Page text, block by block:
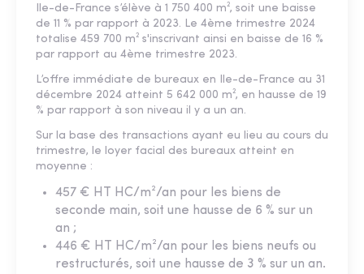
Ile-de-France s’élève à 1 750 400 m², soit une baisse
de 11 % par rapport à 2023. Le 4ème trimestre 2024
totalise 459 700 m² s'inscrivant ainsi en baisse de 16 %
par rapport au 4ème trimestre 2023.
L’offre immédiate de bureaux en Ile-de-France au 31
décembre 2024 atteint 5 642 000 m², en hausse de 19
% par rapport à son niveau il y a un an.
Sur la base des transactions ayant eu lieu au cours du
trimestre, le loyer facial des bureaux atteint en
moyenne :
457 € HT HC/m²/an pour les biens de
seconde main, soit une hausse de 6 % sur un
an ;
446 € HT HC/m²/an pour les biens neufs ou
restructurés, soit une hausse de 3 % sur un an.